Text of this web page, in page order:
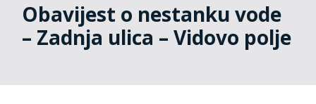
Obavijest o nestanku vode
– Zadnja ulica – Vidovo polje